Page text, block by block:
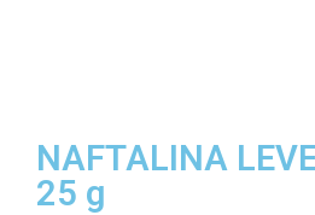
NAFTALINA
25 g